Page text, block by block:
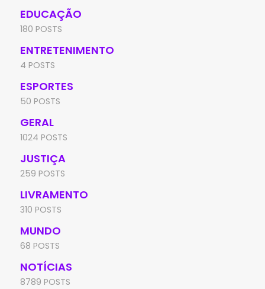
EDUCAÇÃO
180 POSTS
ENTRETENIMENTO
4 POSTS
ESPORTES
50 POSTS
GERAL
1024 POSTS
JUSTIÇA
259 POSTS
LIVRAMENTO
310 POSTS
MUNDO
68 POSTS
NOTÍCIAS
8789 POSTS